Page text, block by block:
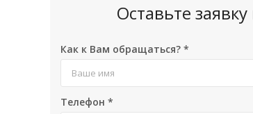
Оставьте
Как к Вам обращаться? *
Телефон *